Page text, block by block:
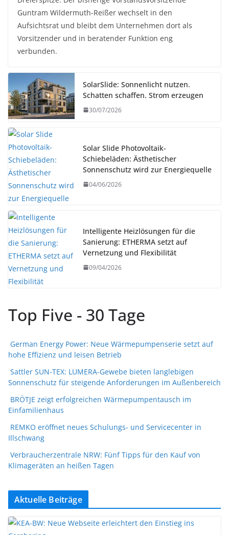
Guntram Wildermuth-Reißer wechselt in den
Aufsichtsrat und bleibt dem Unternehmen dort als
Vorsitzender und in beratender Funktion eng
verbunden.
SolarSlide: Sonnenlicht nutzen.
Schatten schaffen. Strom erzeugen
30/07/2026
Solar Slide Photovoltaik-
Schiebeläden: Ästhetischer
Sonnenschutz wird zur Energiequelle
04/06/2026
Intelligente Heizlösungen für die
Sanierung: ETHERMA setzt auf
Vernetzung und Flexibilität
09/04/2026
Top Five - 30 Tage
German Energy Power: Neue Wärmepumpenserie setzt auf
hohe Effizienz und leisen Betrieb
Sattler SUN-TEX: LUMERA-Gewebe bieten langlebigen
Sonnenschutz für steigende Anforderungen im Außenbereich
BRÖTJE zeigt erfolgreichen Wärmepumpentausch im
Einfamilienhaus
REMKO eröffnet neues Schulungs- und Servicecenter in
Illschwang
Verbraucherzentrale NRW: Fünf Tipps für den Kauf von
Klimageräten an heißen Tagen
Aktuelle Beiträge